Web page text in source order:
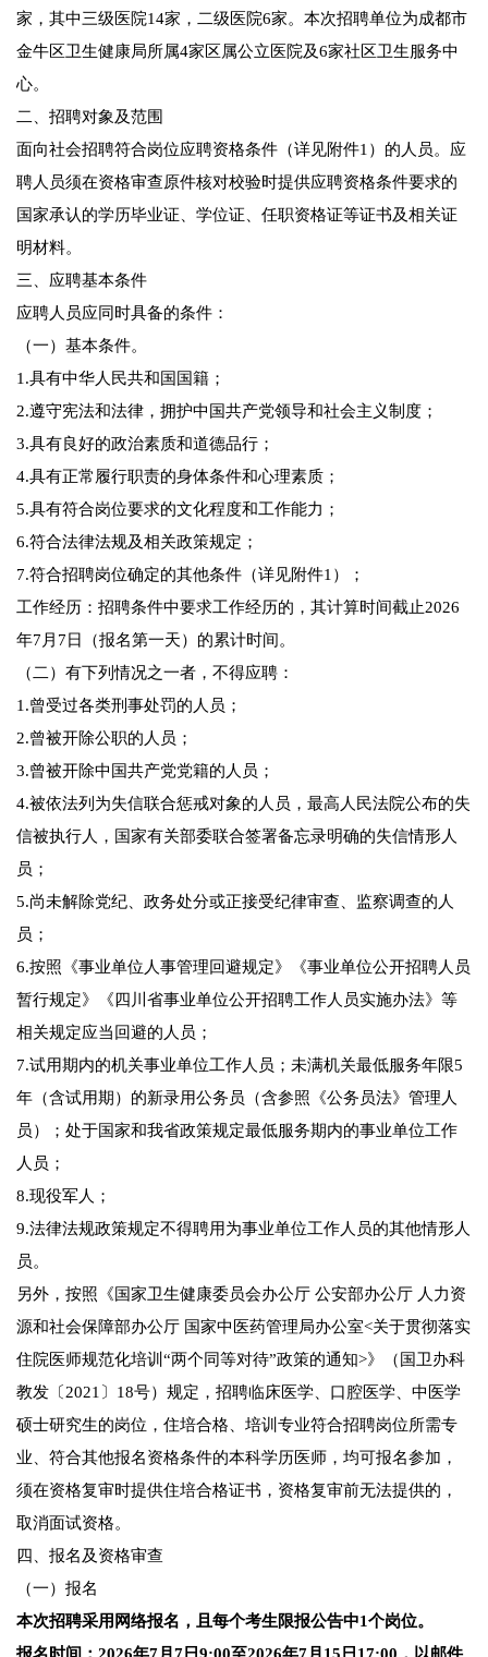
家，其中三级医院14家，二级医院6家。本次招聘单位为成都市
金牛区卫生健康局所属4家区属公立医院及6家社区卫生服务中
心。
二、招聘对象及范围
面向社会招聘符合岗位应聘资格条件（详见附件1）的人员。应
聘人员须在资格审查原件核对校验时提供应聘资格条件要求的
国家承认的学历毕业证、学位证、任职资格证等证书及相关证
明材料。
三、应聘基本条件
应聘人员应同时具备的条件：
（一）基本条件。
1.具有中华人民共和国国籍；
2.遵守宪法和法律，拥护中国共产党领导和社会主义制度；
3.具有良好的政治素质和道德品行；
4.具有正常履行职责的身体条件和心理素质；
5.具有符合岗位要求的文化程度和工作能力；
6.符合法律法规及相关政策规定；
7.符合招聘岗位确定的其他条件（详见附件1）；
工作经历：招聘条件中要求工作经历的，其计算时间截止2026
年7月7日（报名第一天）的累计时间。
（二）有下列情况之一者，不得应聘：
1.曾受过各类刑事处罚的人员；
2.曾被开除公职的人员；
3.曾被开除中国共产党党籍的人员；
4.被依法列为失信联合惩戒对象的人员，最高人民法院公布的失
信被执行人，国家有关部委联合签署备忘录明确的失信情形人
员；
5.尚未解除党纪、政务处分或正接受纪律审查、监察调查的人
员；
6.按照《事业单位人事管理回避规定》《事业单位公开招聘人员
暂行规定》《四川省事业单位公开招聘工作人员实施办法》等
相关规定应当回避的人员；
7.试用期内的机关事业单位工作人员；未满机关最低服务年限5
年（含试用期）的新录用公务员（含参照《公务员法》管理人
员）；处于国家和我省政策规定最低服务期内的事业单位工作
人员；
8.现役军人；
9.法律法规政策规定不得聘用为事业单位工作人员的其他情形人
员。
另外，按照《国家卫生健康委员会办公厅 公安部办公厅 人力资
源和社会保障部办公厅 国家中医药管理局办公室<关于贯彻落实
住院医师规范化培训“两个同等对待”政策的通知>》（国卫办科
教发〔2021〕18号）规定，招聘临床医学、口腔医学、中医学
硕士研究生的岗位，住培合格、培训专业符合招聘岗位所需专
业、符合其他报名资格条件的本科学历医师，均可报名参加，
须在资格复审时提供住培合格证书，资格复审前无法提供的，
取消面试资格。
四、报名及资格审查
（一）报名
本次招聘采用网络报名，且每个考生限报公告中1个岗位。